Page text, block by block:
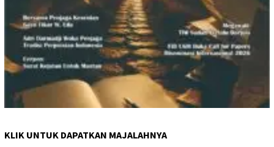
KLIK UNTUK DAPATKAN MAJALAHNYA